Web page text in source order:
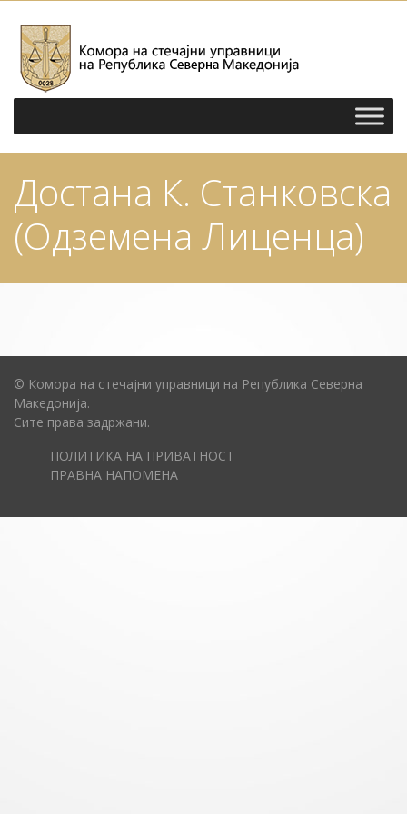
Достана К. Станковска
(Одземена Лиценца)
© Комора на стечајни управници на Република Северна
Македонија.
Сите права задржани.
ПОЛИТИКА НА ПРИВАТНОСТ
ПРАВНА НАПОМЕНА